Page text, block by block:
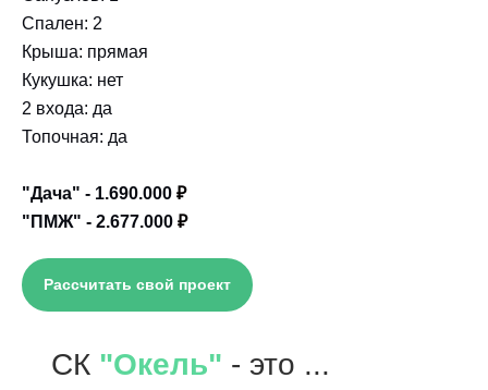
Спален: 2
Крыша: прямая
Кукушка: нет
2 входа: да
Топочная: да
"Дача" - 1.690.000 ₽
"ПМЖ" - 2.677.000 ₽
Рассчитать свой проект
СК "Окель" - это ...